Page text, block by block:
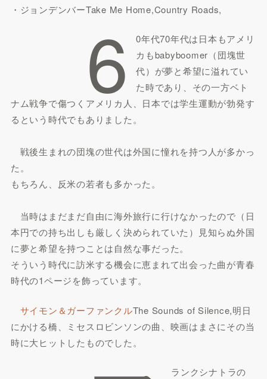
・ジョンデンバーTake Me Home,Country Roads,
6
0年代70年代は日本もアメリ
カもbabyboomer（団塊世
代）が夢と希望に溢れてい
た時であり、その一方ベト
ナム戦争で傷つくアメリカ人、日本では学生運動が勃発す
るという時代でもありました。
戦後生まれの団塊の世代は外国に憧れを持つ人が多かっ
た。
もちろん、反米の若者も多かった。
当時はまだまだ自由に海外旅行に行けなかったので（日
本円での持ち出しも厳しく決められていた）見知らぬ外国
に夢と希望を持つことは自然な事だった。
そういう時代に訪米する機会に恵まれて出会った曲が青春
時代の1ページを飾っています。
サイモン＆ガーファンクルThe Sounds of Silence,明日
にかける橋、ミセスロビンソンの曲、映画はまさにその当
時に大ヒットしたものでした。
ランクシナトラの